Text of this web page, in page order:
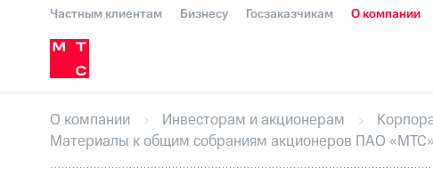
Частным клиентам Бизнесу Госзаказчикам О компании
Медиа-центр
Инвесторам и акционерам
Устойчивое развитие
Комплаенс и деловая этика
Пресс-релизыМТС о технологиях
Корпоративное управление
ПАО "МТС"Собрания акционеровЛичный
ОписаниеПрограмма приобретения
О компании Инвесторам и акционерам
Материалы к общим собраниям акционеров ПАО «МТС»